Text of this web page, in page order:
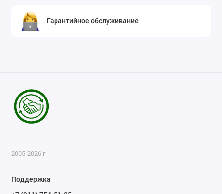
Гарантийное обслуживание
2005-2026 г
Поддержка